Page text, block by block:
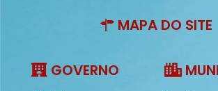
MAPA DO SITE
GOVERNO